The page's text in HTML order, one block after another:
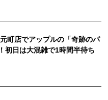
町店でアップルの「奇跡のパ
初日は大混雑で1時間半待ち